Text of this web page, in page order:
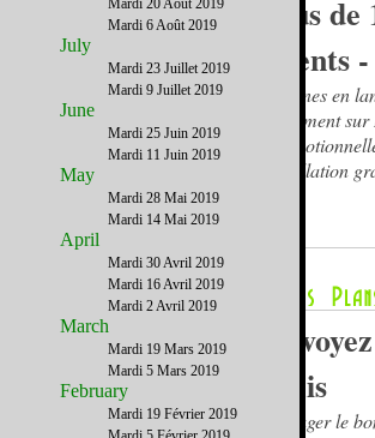
Plus
clients
Chaînes en
seulement
installation
amis
Partager le
Mardi 20 Août 2019
Mardi 6 Août 2019
July
Mardi 23 Juillet 2019
Mardi 9 Juillet 2019
June
Mardi 25 Juin 2019
Mardi 11 Juin 2019
May
Mardi 28 Mai 2019
Mardi 14 Mai 2019
April
Mardi 30 Avril 2019
Mardi 16 Avril 2019
Mardi 2 Avril 2019
March
Mardi 19 Mars 2019
Mardi 5 Mars 2019
February
Mardi 19 Février 2019